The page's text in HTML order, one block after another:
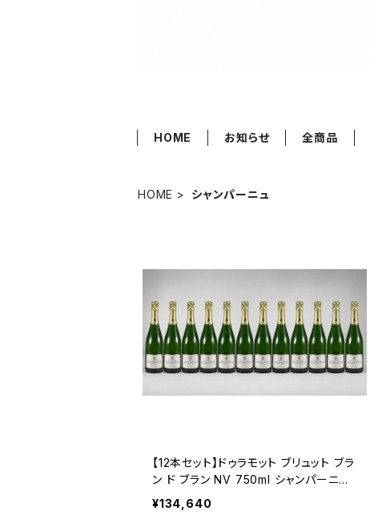
HOME お知らせ 全商品
HOME シャンパーニュ
【12本セット】ドゥラモット ブリュット ブラ
ン ド ブラン NV 750ml シャンパーニュ
フランス シャルドネ100％ 送料無料
¥134,640